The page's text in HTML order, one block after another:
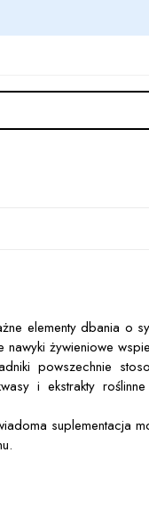
elementy dbania o
żywieniowe
powszechnie
i ekstrakty
suplementacja